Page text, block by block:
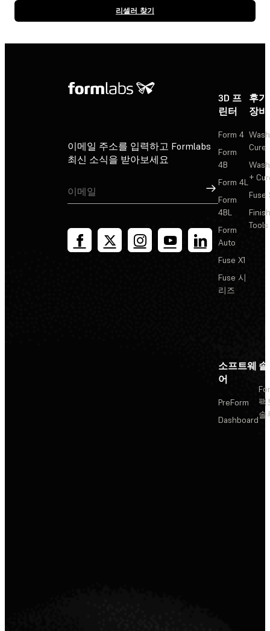
리셀러 찾기
이메일 주소를 입력하고 Formlabs
최신 소식을 받아보세요
가입
3D 프
린터
Form 4
Form
4B
Form 4L
Form
4BL
Form
Auto
Fuse X1
Fuse 시
리즈
후
장비
Cure
+
Fuse
Tools
소프트웨
어
PreForm
Dashboard
팩
솔